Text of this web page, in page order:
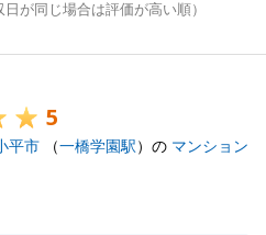
が同じ場合は評価が高い順）
5
平市 （一橋学園駅）の マンション